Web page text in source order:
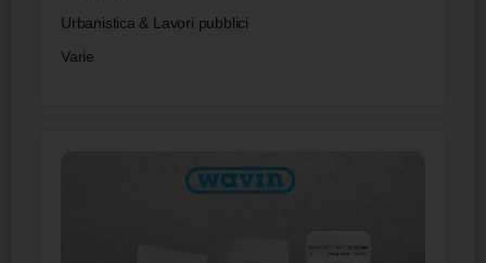
Urbanistica & Lavori pubblici
Varie